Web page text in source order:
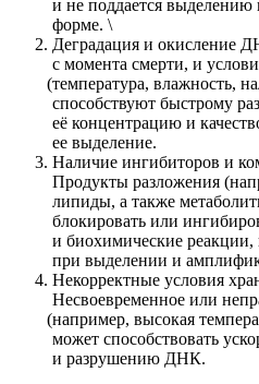
и не поддается выделению
форме. \
Деградация и окисление
с момента смерти, и
(температура, влажность,
способствуют быстрому
её концентрацию и
ее выделение.
Наличие ингибиторов и
Продукты разложения
липиды, а также
блокировать или
и биохимические реакции,
при выделении и
Некорректные условия
Несвоевременное или
(например, высокая
может способствовать
и разрушению ДНК.